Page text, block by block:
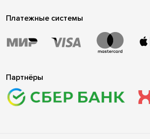
Платежные системы
Партнёры